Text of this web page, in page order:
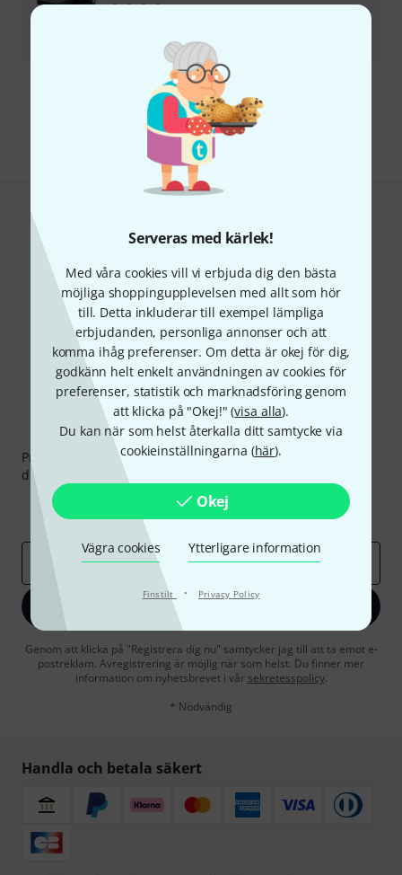
Serveras med kärlek!
Med våra cookies vill vi erbjuda dig den bästa
möjliga shoppingupplevelsen med allt som hör
till. Detta inkluderar till exempel lämpliga
erbjudanden, personliga annonser och att
komma ihåg preferenser. Om detta är okej för dig,
godkänn helt enkelt användningen av cookies för
preferenser, statistik och marknadsföring genom
att klicka på "Okej!" (visa alla).
Du kan när som helst återkalla ditt samtycke via
cookieinställningarna (här).
Okej
Vägra cookies Ytterligare information
Finstilt · Privacy Policy
3
Gratis frakt från 1 600 kr
Priset är inklusive moms
Hjälp & Feedback
Thomann nyhetsbrev
Prenumererar på Thomanns Nyhetsbrev på engelska och
du kan med lite tur vinna en
Inspirerande inlägg
Thomann Insikter
E-postadress*
Registrera dig nu
Genom att klicka på "Registrera dig nu" samtycker jag till att ta emot e-
postreklam. Avregistrering är möjlig när som helst. Du finner mer
information om nyhetsbrevet i vår sekretesspolicy.
* Nödvändig
Handla och betala säkert